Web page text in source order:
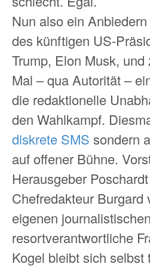
Nun also ein
des künftigen US-
Trump, Elon Musk,
Mal – qua Autorität –
die redaktionelle
den Wahlkampf.
diskrete SMS sondern
auf offener Bühne.
Herausgeber
Chefredakteur Burgard
eigenen
resortverantwortliche
Kogel bleibt sich selbst